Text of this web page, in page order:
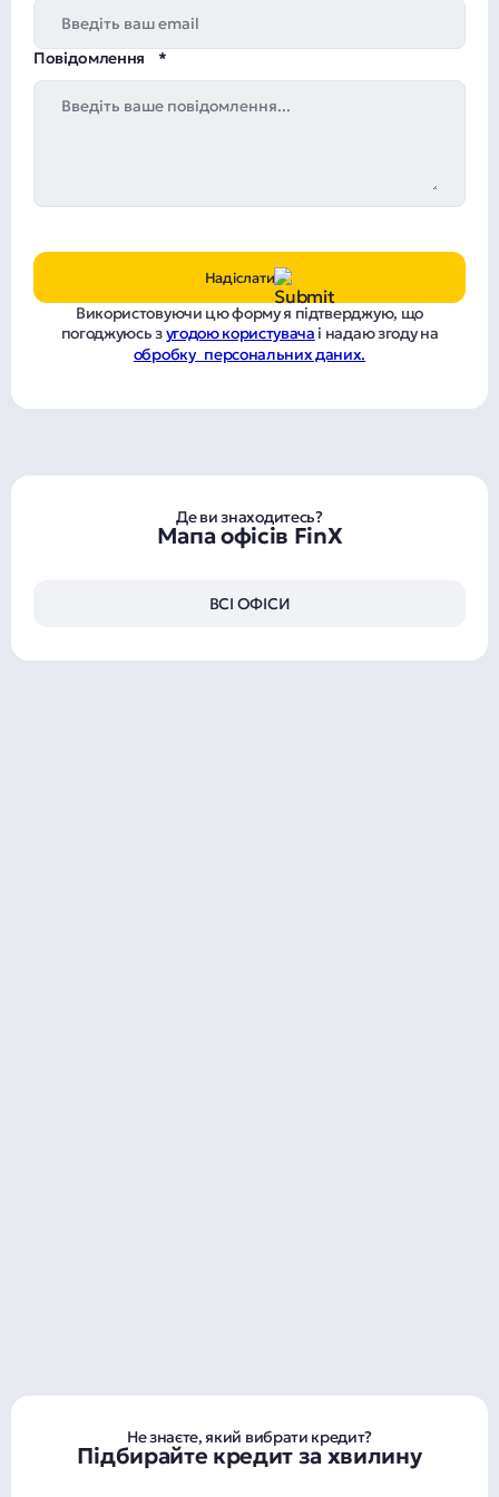
Повідомлення
Надіслати
Використовуючи цю форму я підтверджую, що
погоджуюсь зугодою користувача і надаю згоду на
обробку персональних даних.
Де ви знаходитесь?
Мапа офісів FinX
ВСІ ОФІСИ
Не знаєте, який вибрати кредит?
Підбирайте кредит за хвилину